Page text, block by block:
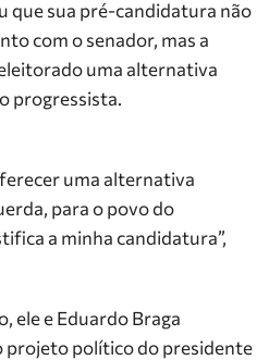
que sua pré-candidatura não
com o senador, mas a
uma alternativa
progressista.
uma alternativa
para o povo do
a minha candidatura”,
ele e Eduardo Braga
projeto político do presidente